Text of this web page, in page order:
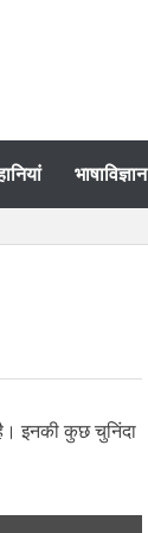
भाषाविज्ञान
इनकी कुछ चुनिंदा